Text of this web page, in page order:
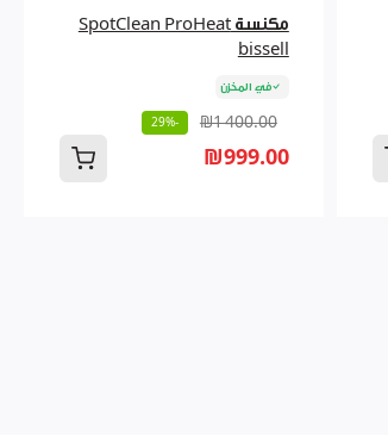
مكنسة SpotClean ProHeat
bissell
في المخزن
₪1 400.00
-29%
₪999.00